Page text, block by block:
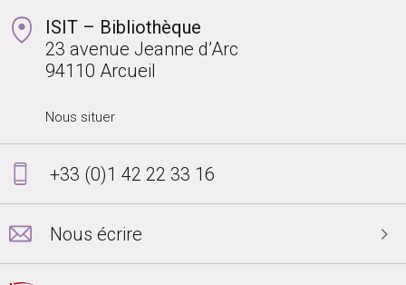
ISIT – Bibliothèque
23 avenue Jeanne d’Arc
94110 Arcueil
Nous situer
+33 (0)1 42 22 33 16
Nous écrire